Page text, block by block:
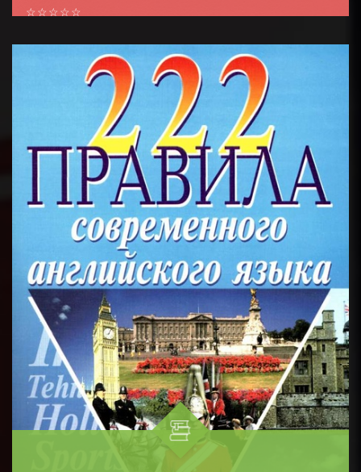
☆
☆
☆
☆
☆
В монографии освещены вопросы медицинской
гельминтологии, обще» эпидемиологии,
сероэпидемиолопш и лабораторной диагности...
BATAFSIL...